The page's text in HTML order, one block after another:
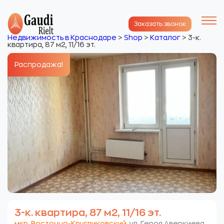
Заказать звонок
Недвижимость в Краснодаре > Shop > Каталог > 3-к.
квартира, 87 м2, 11/16 эт.
Распродажа!
3-к. квартира, 87 м2, 11/16 эт.